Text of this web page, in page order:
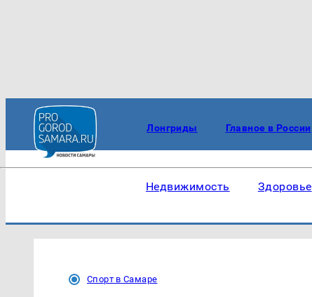
Лонгриды Главное в России
Недвижимость Здоровье
Спорт в Самаре